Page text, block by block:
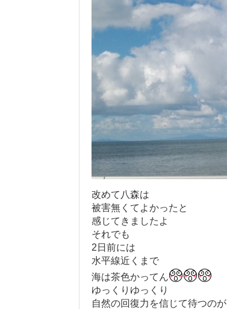
改めて八森は
被害無くてよかったと
感じてきましたよ
それでも
2日前には
水平線近くまで
海は茶色かってん
ゆっくりゆっくり
自然の回復力を信じて待つのが